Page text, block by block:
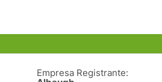
Empresa Registrante: